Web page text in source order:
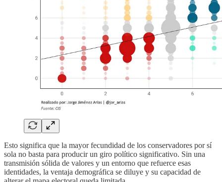
Esto significa que la mayor fecundidad de los conservadores por sí
sola no basta para producir un giro político significativo. Sin una
transmisión sólida de valores y un entorno que refuerce esas
identidades, la ventaja demográfica se diluye y su capacidad de